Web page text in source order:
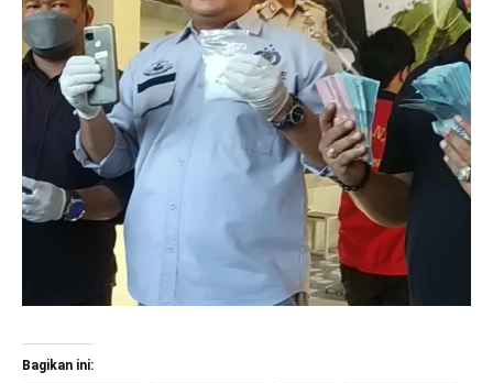
Bagikan ini: